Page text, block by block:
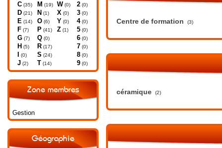
C (35)
D (21)
E (14)
F (7)
G (7)
H (5)
(0)
J (2)
M (19)
N (1)
O (6)
P (41)
Q (0)
R (17)
S (24)
T (14)
W (0)
X (0)
Y (0)
Z (1)
2 (0)
3 (0)
4(0)
5 (0)
6 (0)
7 (0)
8 (0)
9 (0)
Zone membres
Gestion
Géographie
Centre de formation (3)
céramique (2)